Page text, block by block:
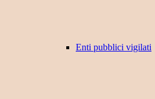
Enti pubblici vigilati